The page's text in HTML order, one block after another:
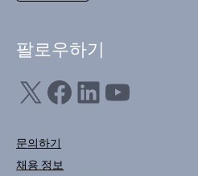
팔로우하기
X Facebook LinkedIn YouTube
문의하기
채용 정보